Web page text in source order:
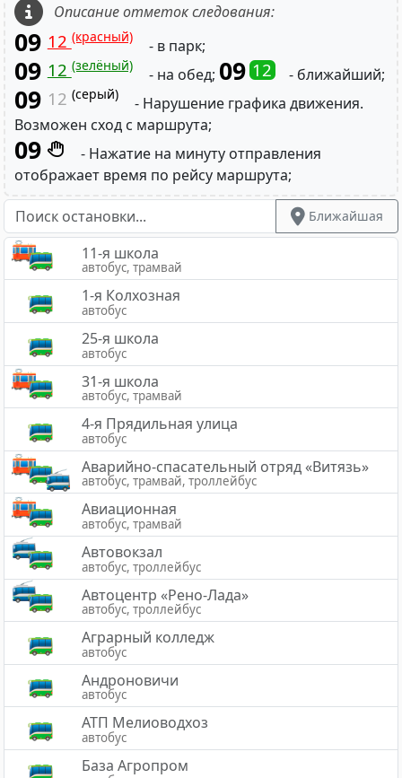
Ближайшая
11-я школа
автобус, трамвай
1-я Колхозная
автобус
25-я школа
автобус
31-я школа
автобус, трамвай
4-я Прядильная улица
автобус
Аварийно-спасательный отряд «Витязь»
автобус, трамвай, троллейбус
Авиационная
автобус, трамвай
Автовокзал
автобус, троллейбус
Автоцентр «Рено-Лада»
автобус, троллейбус
Аграрный колледж
автобус
Андроновичи
автобус
АТП Мелиоводхоз
автобус
База Агропром
Описание отметок следования:
09 12(красный) - в парк;
09 12(зелёный) - на обед; 09 12 - ближайший;
09 12 (серый)
- Нарушение графика движения.
Возможен сход с маршрута;
09
- Нажатие на минуту отправления
отображает время по рейсу маршрута;